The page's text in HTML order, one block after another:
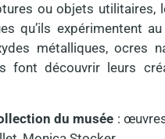
ou objets
qu’ils expérimentent
métalliques, ocres
découvrir leurs
du musée :